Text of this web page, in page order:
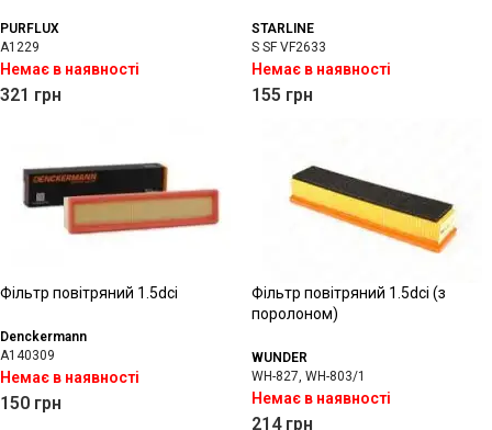
PURFLUX
A1229
Немає в наявності
321 грн
STARLINE
S SF VF2633
Немає в наявності
155 грн
Фільтр повітряний 1.5dci
Denckermann
A140309
Немає в наявності
150 грн
Фільтр повітряний 1.5dci (з
поролоном)
WUNDER
WH-827, WH-803/1
Немає в наявності
214 грн